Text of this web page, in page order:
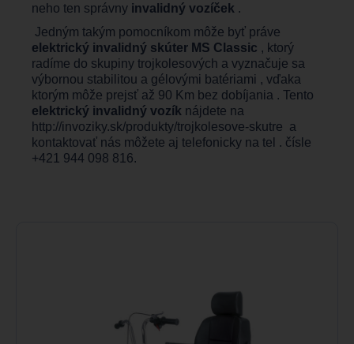
neho ten správny invalidný vozíček .
Jedným takým pomocníkom môže byť práve
elektrický invalidný skúter MS Classic , ktorý
radíme do skupiny trojkolesových a vyznačuje sa
výbornou stabilitou a gélovými batériami , vďaka
ktorým môže prejsť až 90 Km bez dobíjania . Tento
elektrický invalidný vozík nájdete na
http://invoziky.sk/produkty/trojkolesove-skutre a
kontaktovať nás môžete aj telefonicky na tel . čísle
+421 944 098 816.